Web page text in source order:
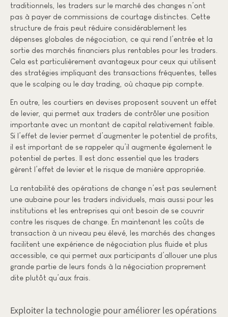
traditionnels, les traders sur le marché des changes n’ont
pas à payer de commissions de courtage distinctes. Cette
structure de frais peut réduire considérablement les
dépenses globales de négociation, ce qui rend l’entrée et la
sortie des marchés financiers plus rentables pour les traders.
Cela est particulièrement avantageux pour ceux qui utilisent
des stratégies impliquant des transactions fréquentes, telles
que le scalping ou le day trading, où chaque pip compte.
En outre, les courtiers en devises proposent souvent un effet
de levier, qui permet aux traders de contrôler une position
importante avec un montant de capital relativement faible.
Si l’effet de levier permet d’augmenter le potentiel de profits,
il est important de se rappeler qu’il augmente également le
potentiel de pertes. Il est donc essentiel que les traders
gèrent l’effet de levier et le risque de manière appropriée.
La rentabilité des opérations de change n’est pas seulement
une aubaine pour les traders individuels, mais aussi pour les
institutions et les entreprises qui ont besoin de se couvrir
contre les risques de change. En maintenant les coûts de
transaction à un niveau peu élevé, les marchés des changes
facilitent une expérience de négociation plus fluide et plus
accessible, ce qui permet aux participants d’allouer une plus
grande partie de leurs fonds à la négociation proprement
dite plutôt qu’aux frais.
Exploiter la technologie pour améliorer les opérations